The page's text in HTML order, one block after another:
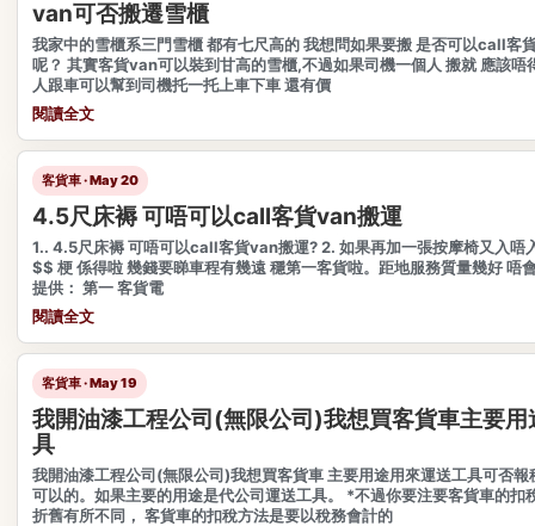
van可否搬遷雪櫃
我家中的雪櫃系三門雪櫃 都有七尺高的 我想問如果要搬 是否可以call客
呢？ 其實客貨van可以裝到甘高的雪櫃,不過如果司機一個人 搬就 應該唔
人跟車可以幫到司機托一托上車下車 還有價
閱讀全文
客貨車 · May 20
4.5尺床褥 可唔可以call客貨van搬運
1.. 4.5尺床褥 可唔可以call客貨van搬運? 2. 如果再加一張按摩椅又入唔
$$ 梗 係得啦 幾錢要睇車程有幾遠 穩第一客貨啦。距地服務質量幾好 唔
提供： 第一 客貨電
閱讀全文
客貨車 · May 19
我開油漆工程公司(無限公司)我想買客貨車主要用
具
我開油漆工程公司(無限公司)我想買客貨車 主要用途用來運送工具可否報
可以的。如果主要的用途是代公司運送工具。 *不過你要注要客貨車的扣
折舊有所不同， 客貨車的扣稅方法是要以稅務會計的